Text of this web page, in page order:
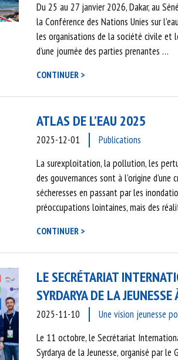
Du 25 au 27 janvier 2026, Dakar, au
la Conférence des Nations Unies sur
les organisations de la société civile et
d’une journée des parties prenantes …
CONTINUER >
ATLAS DE L’EAU 2025
2025-12-01
Publications
La surexploitation, la pollution, les
des gouvernances sont à l’origine
sécheresses en passant par les
préoccupations lointaines, mais des
CONTINUER >
LE SECRÉTARIAT
SYRDARYA DE LA
2025-11-10
Une vision jeunesse
Le 11 octobre, le Secrétariat
Syrdarya de la Jeunesse, organisé par